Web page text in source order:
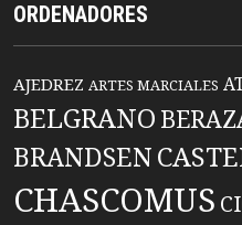
ORDENADORES
AJEDREZ ARTES MARCIALES
BELGRANO
BRANDSEN
CHASCOMUS